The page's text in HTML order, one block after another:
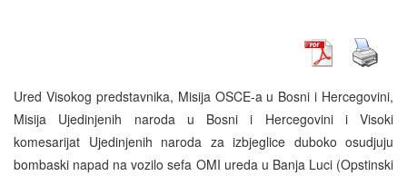
Ured Visokog predstavnika, Misija OSCE-a u Bosni i Hercegovini,
Misija Ujedinjenih naroda u Bosni i Hercegovini i Visoki
komesarijat Ujedinjenih naroda za izbjeglice duboko osudjuju
bombaski napad na vozilo sefa OMI ureda u Banja Luci (Opstinski